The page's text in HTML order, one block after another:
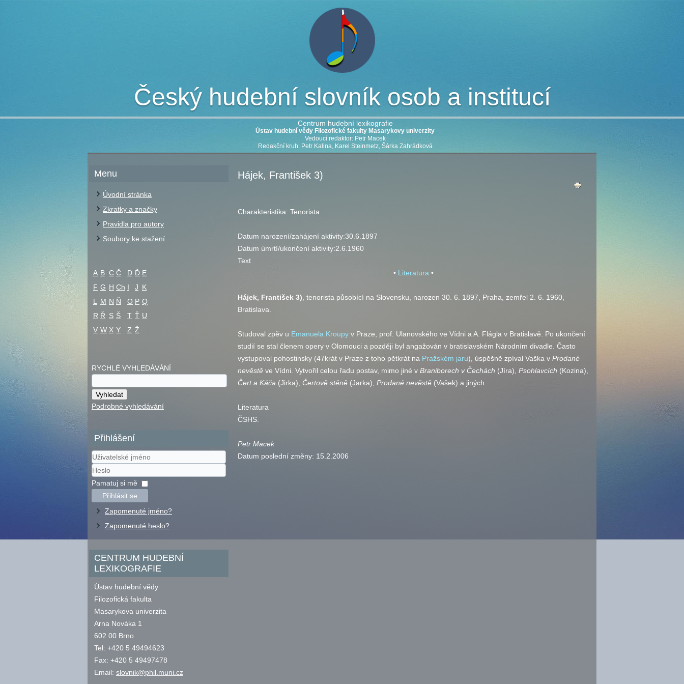
Český hudební slovník osob a institucí
Centrum hudební lexikografie
Ústav hudební vědy Filozofické fakulty Masarykovy univerzity
Vedoucí redaktor: Petr Macek
Redakční kruh: Petr Kalina, Karel Steinmetz, Šárka Zahrádková
Menu
Úvodní stránka
Zkratky a značky
Pravidla pro autory
Soubory ke stažení
A B C Č D Ď E
F G H Ch I J K
L
M N Ň O P Q
R Ř S Š T Ť U
V W X Y Z Ž
RYCHLÉ VYHLEDÁVÁNÍ
Podrobné vyhledávání
Přihlášení
Uživatelské
jméno
Heslo
Pamatuj si mě
Přihlásit se
Zapomenuté jméno?
Zapomenuté heslo?
CENTRUM HUDEBNÍ
LEXIKOGRAFIE
Ústav hudební vědy
Filozofická fakulta
Masarykova univerzita
Arna Nováka 1
602 00 Brno
Tel: +420 5 49494623
Fax: +420 5 49497478
Email: slovnik@phil.muni.cz
Hájek, František 3)
Charakteristika: Tenorista
Datum narození/zahájení aktivity:30.6.1897
Datum úmrtí/ukončení aktivity:2.6.1960
Text
• Literatura •
Hájek, František 3) , tenorista působící na Slovensku, narozen 30. 6. 1897, Praha, zemřel 2. 6. 1960,
Bratislava.
Studoval zpěv u Emanuela Kroupy v Praze, prof. Ulanovské­ho ve Vídni a A. Flágla v Bratislavě. Po ukončení
studií se stal členem opery v Olomouci a později byl angažován v bratislavském Národním divadle. Často
vystupoval pohostinsky (47­krát v Praze z toho pětkrát na Pražském jaru), úspěšně zpíval Vaška v Prodané
ne­věstě ve Vídni. Vytvořil celou řadu postav, mimo jiné v Braniborech v Čechách (Jíra), Psohlavcích (Kozina),
Čert a Káča (Jirka), Čertově stěně (Jarka), Prodané nevěstě (Vašek) a jiných.
Literatura
ČSHS
Petr Macek
Datum poslední změny: 15.2.2006